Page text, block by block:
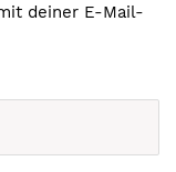
deiner E-Mail-